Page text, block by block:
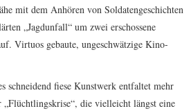
mit dem Anhören von Soldatengeschichten
„Jagdunfall“ um zwei erschossene
Virtuos gebaute, ungeschwätzige Kino-
schneidend fiese Kunstwerk entfaltet mehr
die vielleicht längst eine